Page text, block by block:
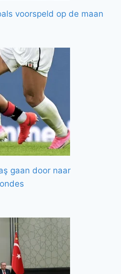
voorspeld op de maan
gaan door naar